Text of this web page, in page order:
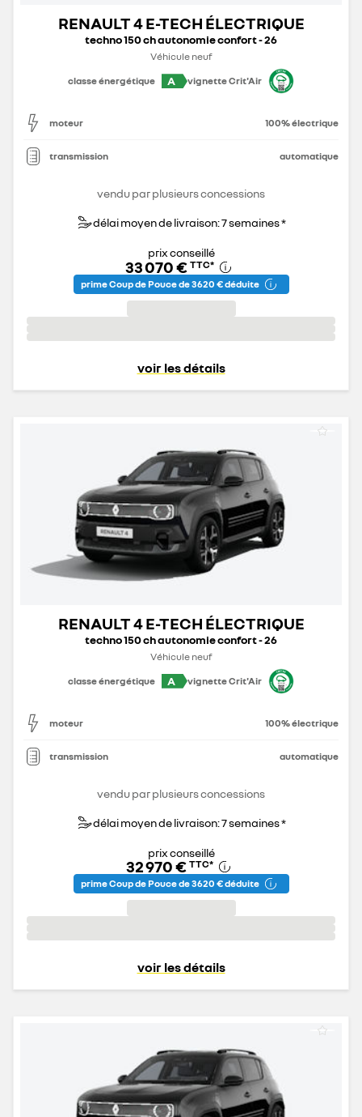
RENAULT 4 E-TECH ÉLECTRIQUE
techno 150 ch autonomie confort - 26
Véhicule neuf
classe énergétique
A vignette Crit'Air
moteur 100% électrique
transmission automatique
vendu par plusieurs concessions
délai moyen de livraison: 7 semaines *
prix conseillé
33 070 € TTC*
prime Coup de Pouce de 3 620 € déduite
voir les détails
RENAULT 4 E-TECH ÉLECTRIQUE
techno 150 ch autonomie confort - 26
Véhicule neuf
classe énergétique
A vignette Crit'Air
moteur 100% électrique
transmission automatique
vendu par plusieurs concessions
délai moyen de livraison: 7 semaines *
prix conseillé
32 970 € TTC*
prime Coup de Pouce de 3 620 € déduite
voir les détails